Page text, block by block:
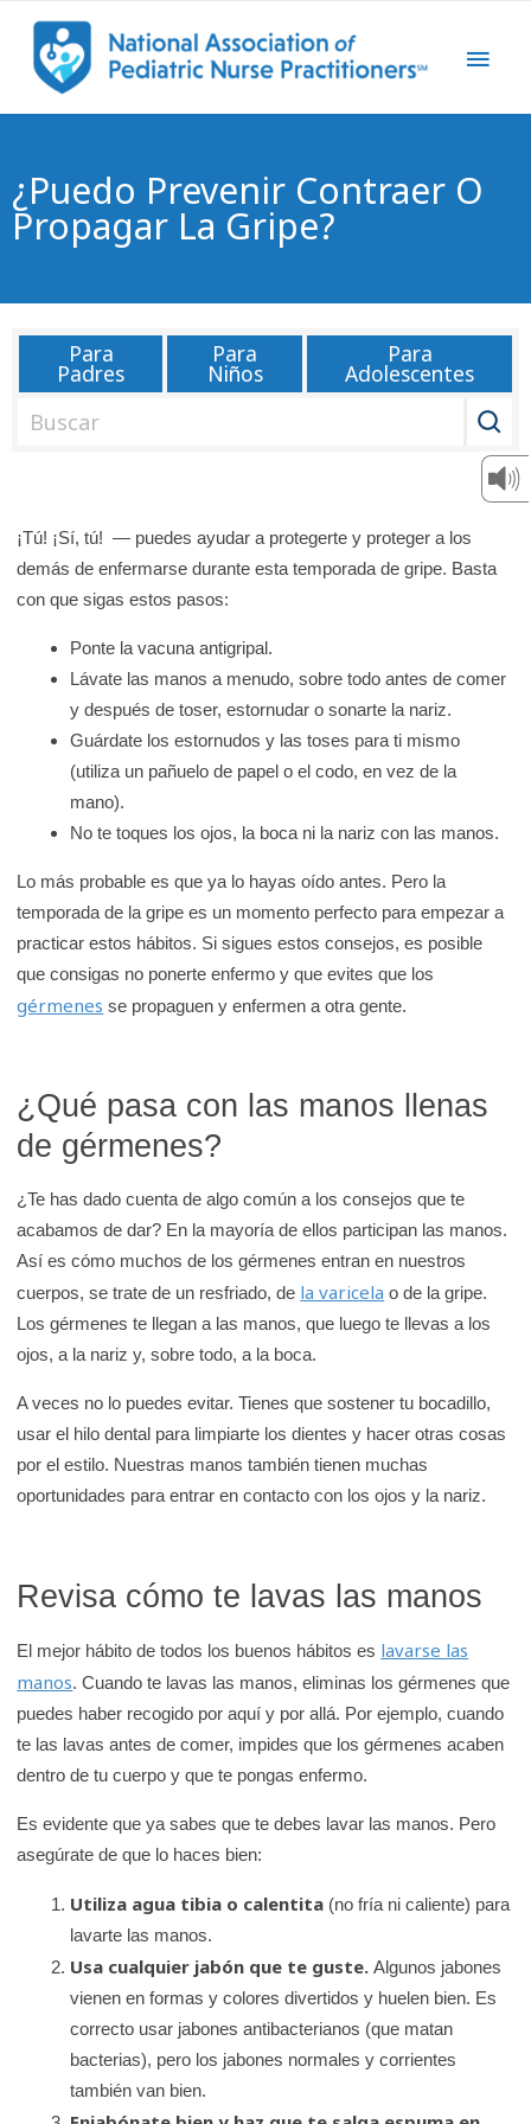
¿Puedo Prevenir Contraer O
Propagar La Gripe?
Para
Padres
Para
Niños
Para
Adolescentes
a
r
e
o
t
e
c
a
K
i
s
H
e
a
h
¡Tú! ¡Sí, tú! — puedes ayudar a protegerte y proteger a los
demás de enfermarse durante esta temporada de gripe. Basta
con que sigas estos pasos:
Ponte la vacuna antigripal.
Lávate las manos a menudo, sobre todo antes de comer
y después de toser, estornudar o sonarte la nariz.
Guárdate los estornudos y las toses para ti mismo
(utiliza un pañuelo de papel o el codo, en vez de la
mano).
No te toques los ojos, la boca ni la nariz con las manos.
Lo más probable es que ya lo hayas oído antes. Pero la
temporada de la gripe es un momento perfecto para empezar a
practicar estos hábitos. Si sigues estos consejos, es posible
que consigas no ponerte enfermo y que evites que los
gérmenes se propaguen y enfermen a otra gente.
¿Qué pasa con las manos llenas
de gérmenes?
¿Te has dado cuenta de algo común a los consejos que te
acabamos de dar? En la mayoría de ellos participan las manos.
Así es cómo muchos de los gérmenes entran en nuestros
cuerpos, se trate de un resfriado, de la varicela o de la gripe.
Los gérmenes te llegan a las manos, que luego te llevas a los
ojos, a la nariz y, sobre todo, a la boca.
A veces no lo puedes evitar. Tienes que sostener tu bocadillo,
usar el hilo dental para limpiarte los dientes y hacer otras cosas
por el estilo. Nuestras manos también tienen muchas
oportunidades para entrar en contacto con los ojos y la nariz.
Revisa cómo te lavas las manos
El mejor hábito de todos los buenos hábitos es lavarse las
manos. Cuando te lavas las manos, eliminas los gérmenes que
puedes haber recogido por aquí y por allá. Por ejemplo, cuando
te las lavas antes de comer, impides que los gérmenes acaben
dentro de tu cuerpo y que te pongas enfermo.
Es evidente que ya sabes que te debes lavar las manos. Pero
asegúrate de que lo haces bien:
Utiliza agua tibia o calentita (no fría ni caliente) para
lavarte las manos.
Usa cualquier jabón que te guste.Algunos jabones
vienen en formas y colores divertidos y huelen bien. Es
correcto usar jabones antibacterianos (que matan
bacterias), pero los jabones normales y corrientes
también van bien.